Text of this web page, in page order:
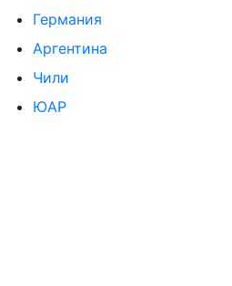
Германия
Аргентина
Чили
ЮАР